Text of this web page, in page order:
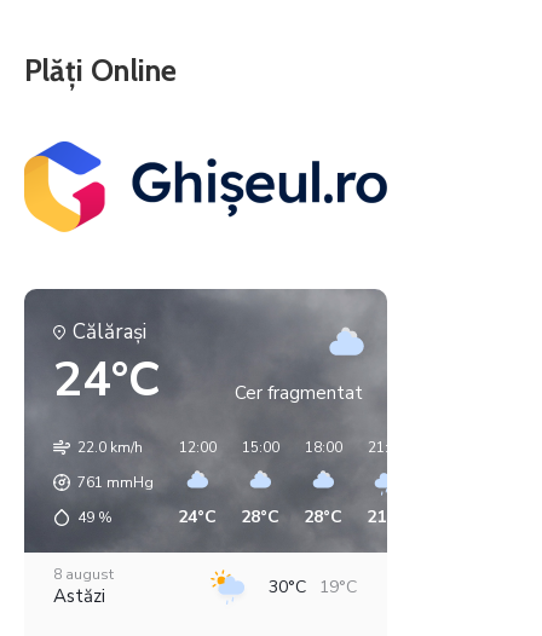
Plăți Online
Călăraşi
24°C Cer fragmentat
22.0 km/h
761 mmHg
49 %
12:00
24°C
15:00
28°C
18:00
28°C
21:00
21°C
8 august
Astăzi 30°C 19°C